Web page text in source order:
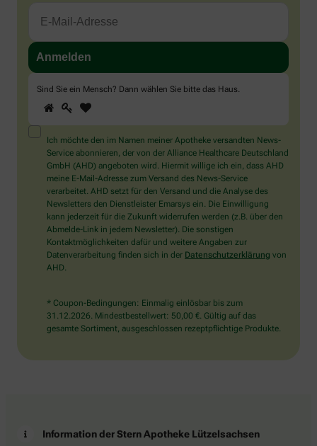
Sind Sie ein Mensch? Dann wählen Sie bitte das Haus
Sie
ein
Mensch?
Dann
wählen
Sie
bitte
das
Haus.
1 2
Ich möchte den im Namen meiner Apotheke versandten News-
Service abonnieren, der von der Alliance Healthcare Deutschland
GmbH (AHD) angeboten wird. Hiermit willige ich ein, dass AHD
meine E-Mail-Adresse zum Versand des News-Service
verarbeitet. AHD setzt für den Versand und die Analyse des
Newsletters den Dienstleister Emarsys ein. Die Einwilligung
kann jederzeit für die Zukunft widerrufen werden (z.B. über den
Abmelde-Link in jedem Newsletter). Die sonstigen
Kontaktmöglichkeiten dafür und weitere Angaben zur
Datenverarbeitung finden sich in der Datenschutzerklärung von
AHD.
* Coupon-Bedingungen: Einmalig einlösbar bis zum
31.12.2026. Mindestbestellwert: 50,00 €. Gültig auf das
gesamte Sortiment, ausgeschlossen rezeptpflichtige Produkte.
Information der Stern Apotheke Lützelsachsen